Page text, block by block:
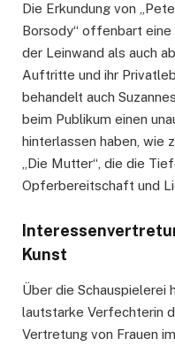
Die Erkundung von
Borsody“ offenbart
der Leinwand als auch
Auftritte und ihr
behandelt auch
beim Publikum einen
hinterlassen haben, wie
„Die Mutter“, die die
Opferbereitschaft und
Kunst
Über die Schauspielerei
lautstarke Verfechterin
Vertretung von Frauen